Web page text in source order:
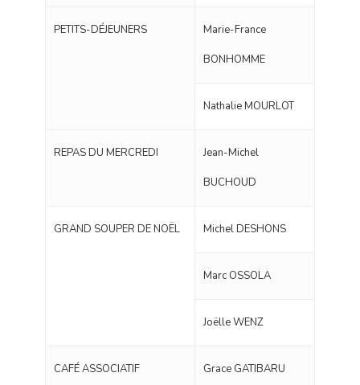
PETITS-DÉJEUNERS Marie-France
BONHOMME
Nathalie MOURLOT
REPAS DU MERCREDI Jean-Michel
BUCHOUD
GRAND SOUPER DE NOËL Michel DESHONS
Marc OSSOLA
Joëlle WENZ
CAFÉ ASSOCIATIF Grace GATIBARU